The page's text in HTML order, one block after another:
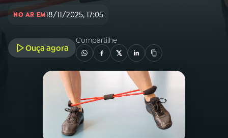
02A RÁDIO
PROGRAMAÇÃO
PROGRAMAS
NO AR EM18/11/2025, 17:05
Ouça agora
Compartilhe